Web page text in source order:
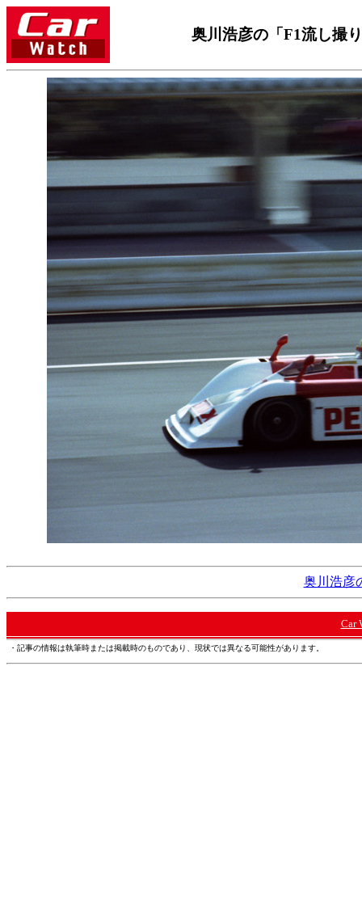
奥川浩彦の「F1流し撮
奥川浩彦
Car
・記事の情報は執筆時または掲載時のものであり、現状では異なる可能性があります。